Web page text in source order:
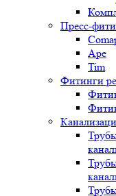
Пресс-
Ape
Tim
Фитинги